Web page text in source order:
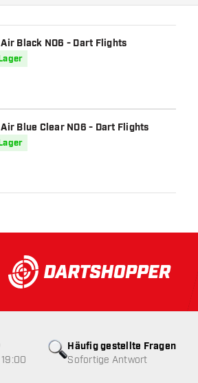
Air Black NO6 - Dart Flights
Air Blue Clear NO6 - Dart Flights
Produkte auf Lager, Versand
Häufig gestellte Fragen
Sofortige Antwort
nicht verfügbar